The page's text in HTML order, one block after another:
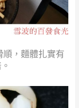
順，麵體扎實有